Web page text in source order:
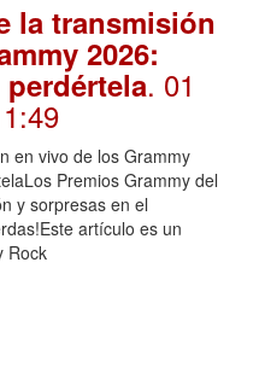
la transmisión
2026:
. 01
en vivo de los Grammy
Premios Grammy del
y sorpresas en el
artículo es un
Rock